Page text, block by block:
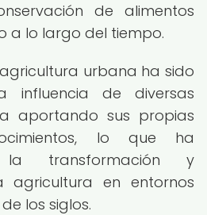
de alimentos
a lo largo del tiempo.
urbana ha sido
influencia de diversas
aportando sus propias
lo que ha
transformación y
en entornos
los siglos.